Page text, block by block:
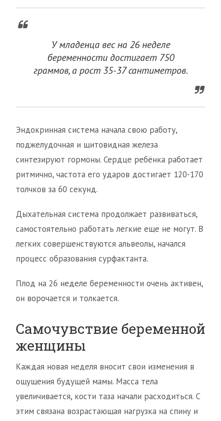
У младенца вес на 26 неделе
беременности достигает 750
граммов, а рост 35-37 сантиметров.
Эндокринная система начала свою работу,
поджелудочная и щитовидная железа
синтезируют гормоны. Сердце ребёнка работает
ритмично, частота его ударов достигает 120-170
толчков за 60 секунд.
Дыхательная система продолжает развиваться,
самостоятельно работать легкие еще не могут. В
легких совершенствуются альвеолы, начался
процесс образования сурфактанта.
Плод на 26 неделе беременности очень активен,
он ворочается и толкается.
Самочувствие беременной
женщины
Каждая новая неделя вносит свои изменения в
ощущения будущей мамы. Масса тела
увеличивается, кости таза начали расходиться. С
этим связана возрастающая нагрузка на спину и